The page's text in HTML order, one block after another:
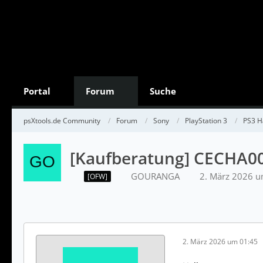
Portal Forum Suche
psXtools.de Community Forum Sony PlayStation 3 PS3
[Kaufberatung]
[OFW] GOURANGA 2. März 2026
2. März 2026 um 01:45